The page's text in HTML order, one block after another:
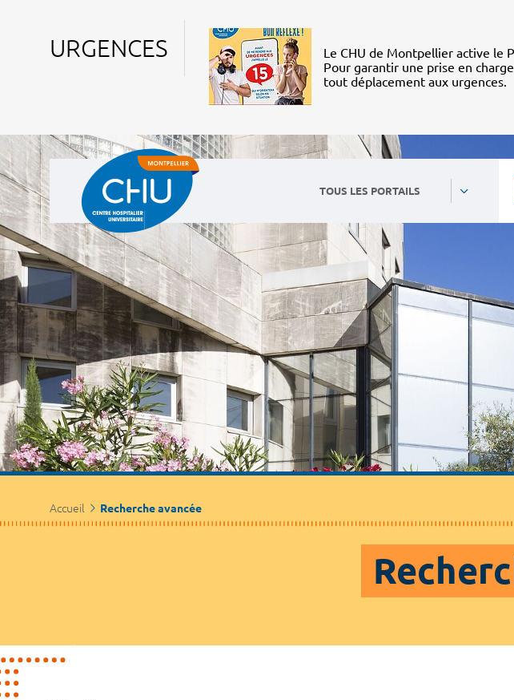
URGENCES
Le CHU de Montpellier active le
Pour garantir une prise en
tout déplacement aux urgences.
TOUS LES PORTAILS
Accueil Recherche avancée